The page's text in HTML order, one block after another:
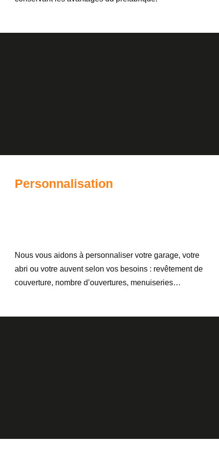
Personnalisation
Nous vous aidons à personnaliser votre garage, votre
abri ou votre auvent selon vos besoins : revêtement de
couverture, nombre d’ouvertures, menuiseries…